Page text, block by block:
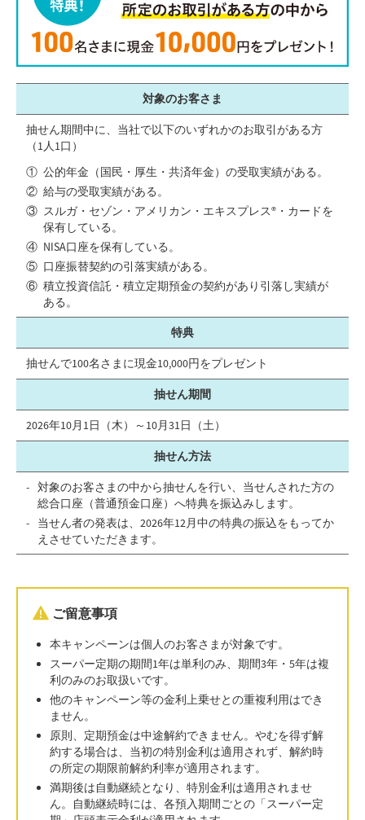
対象のお客さま
抽せん期間中に、当社で以下のいずれかのお取引がある方
（1人1口）
公的年金（国民・厚生・共済年金）の受取実績がある。
給与の受取実績がある。
スルガ・セゾン・アメリカン・エキスプレス®・カードを
保有している。
NISA口座を保有している。
口座振替契約の引落実績がある。
積立投資信託・積立定期預金の契約があり引落し実績が
ある。
特典
抽せんで100名さまに現金10,000円をプレゼント
抽せん期間
2026年10月1日（木）～10月31日（土）
抽せん方法
対象のお客さまの中から抽せんを行い、当せんされた方の
総合口座（普通預金口座）へ特典を振込みします。
当せん者の発表は、2026年12月中の特典の振込をもってか
えさせていただきます。
ご留意事項
本キャンペーンは個人のお客さまが対象です。
スーパー定期の期間1年は単利のみ、期間3年・5年は複
利のみのお取扱いです。
他のキャンペーン等の金利上乗せとの重複利用はでき
ません。
原則、定期預金は中途解約できません。やむを得ず解
約する場合は、当初の特別金利は適用されず、解約時
の所定の期限前解約利率が適用されます。
満期後は自動継続となり、特別金利は適用されませ
ん。自動継続時には、各預入期間ごとの「スーパー定